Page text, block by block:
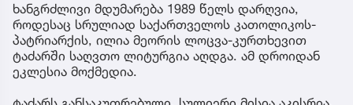
ხანგრძლივი მდუმარება 1989 წელს დარღვია,
როდესაც სრულიად საქართველოს კათოლიკოს-
პატრიარქის, ილია მეორის ლოცვა-კურთხევით
ტაძარში საღვთო ლიტურგია აღდგა. ამ დროიდან
ეკლესია მოქმედია.